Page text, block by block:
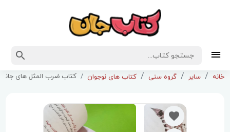
خانه سایر گروه سنی کتاب های نوجوان کتاب ضرب المثل های جاندار